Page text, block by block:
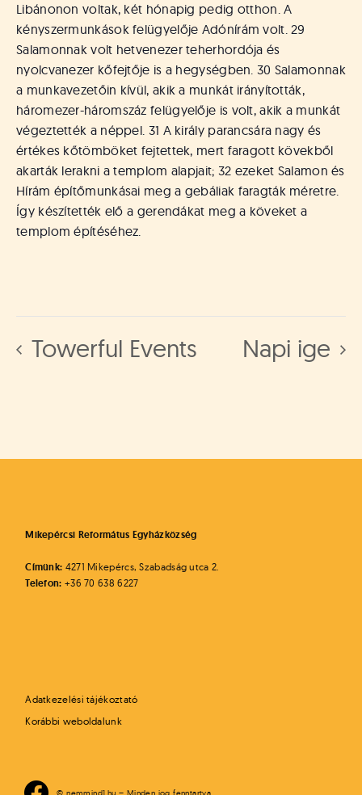
Libánonon voltak, két hónapig pedig otthon. A
kényszermunkások felügyelője Adónírám volt. 29
Salamonnak volt hetvenezer teherhordója és
nyolcvanezer kőfejtője is a hegységben. 30 Salamonnak
a munkavezetőin kívül, akik a munkát irányították,
háromezer-háromszáz felügyelője is volt, akik a munkát
végeztették a néppel. 31 A király parancsára nagy és
értékes kőtömböket fejtettek, mert faragott kövekből
akarták lerakni a templom alapjait; 32 ezeket Salamon és
Hírám építőmunkásai meg a gebáliak faragták méretre.
Így készítették elő a gerendákat meg a köveket a
templom építéséhez.
Towerful Events Napi ige
Mikepércsi Református Egyházközség
Címünk: 4271 Mikepércs, Szabadság utca 2.
Telefon: +36 70 638 6227
Adatkezelési tájékoztató
Korábbi weboldalunk
© nemmind1.hu – Minden jog fenntartva